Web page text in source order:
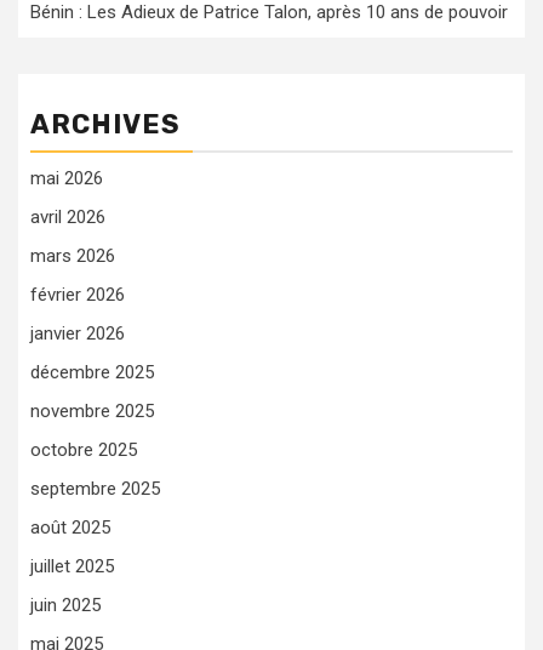
Bénin : Les Adieux de Patrice Talon, après 10 ans de pouvoir
ARCHIVES
mai 2026
avril 2026
mars 2026
février 2026
janvier 2026
décembre 2025
novembre 2025
octobre 2025
septembre 2025
août 2025
juillet 2025
juin 2025
mai 2025